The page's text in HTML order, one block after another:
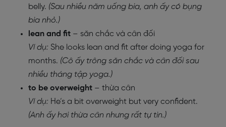
belly. (Sau nhiều năm uống bia, anh ấy có bụng
bia nhỏ.)
lean and fit – săn chắc và cân đối
Ví dụ: She looks lean and fit after doing yoga for
months. (Cô ấy trông săn chắc và cân đối sau
nhiều tháng tập yoga.)
to be overweight – thừa cân
Ví dụ: He’s a bit overweight but very confident.
(Anh ấy hơi thừa cân nhưng rất tự tin.)